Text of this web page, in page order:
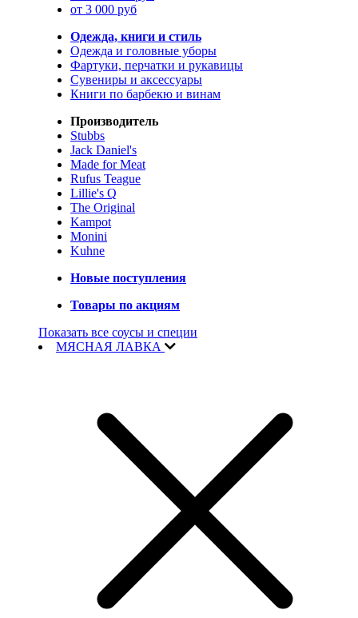
от 3 000 руб
Одежда, книги и стиль
Одежда и головные уборы
Фартуки, перчатки и рукавицы
Сувениры и аксессуары
Книги по барбекю и винам
Производитель
Stubbs
Jack Daniel's
Made for Meat
Rufus Teague
Lillie's Q
The Original
Kampot
Monini
Kuhne
Новые поступления
Товары по акциям
Показать все соусы и специи
МЯСНАЯ ЛАВКА